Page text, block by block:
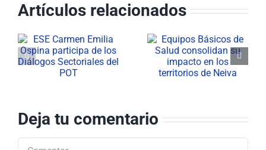
Artículos relacionados
Equipos
Básicos de
Salud
consolidan su
Neiva
Emilia Ospina
conmemoró el
Día del
Deja tu comentario
Comentar